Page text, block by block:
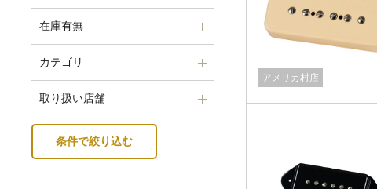
在庫有無
カテゴリ
取り扱い店舗
条件で絞り込む
アメリカ村店